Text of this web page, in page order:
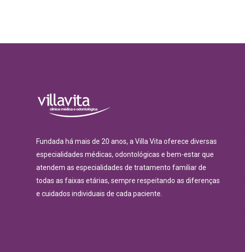
Fundada há mais de 20 anos, a Villa Vita oferece diversas
especialidades médicas, odontológicas e bem-estar que
atendem as especialidades de tratamento familiar de
todas as faixas etárias, sempre respeitando as diferenças
e cuidados individuais de cada paciente.